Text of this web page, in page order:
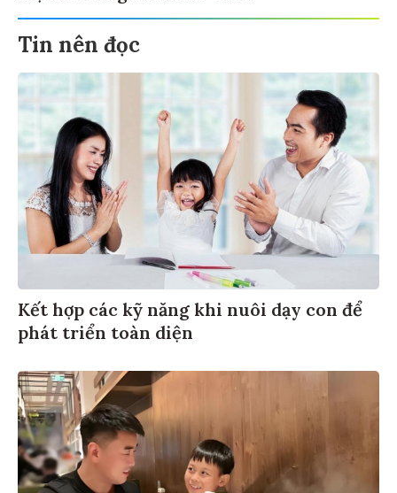
Tin nên đọc
Kết hợp các kỹ năng khi nuôi dạy con để
phát triển toàn diện